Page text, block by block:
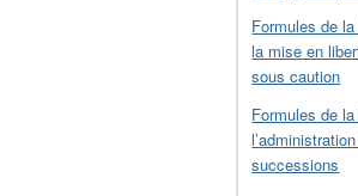
Formules de
la mise en
sous caution
Formules de
successions